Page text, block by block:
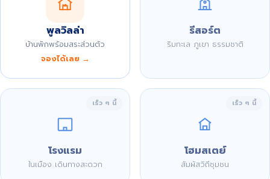
พูลวิลล่า
บ้านพักพร้อมสระส่วนตัว
จองได้เลย →
รีสอร์ต
ริมทะเล ภูเขา ธรรมชาติ
เร็ว ๆ นี้
โรงแรม
ในเมือง เดินทางสะดวก
เร็ว ๆ นี้
โฮมสเตย์
สัมผัสวิถีชุมชน